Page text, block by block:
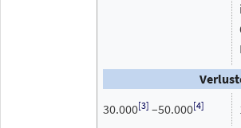
30.000[3] –50.000[4]